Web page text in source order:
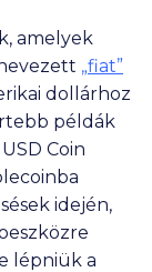
amelyek
„fiat”
dollárhoz
példák
Coin
idején,
lépniük a